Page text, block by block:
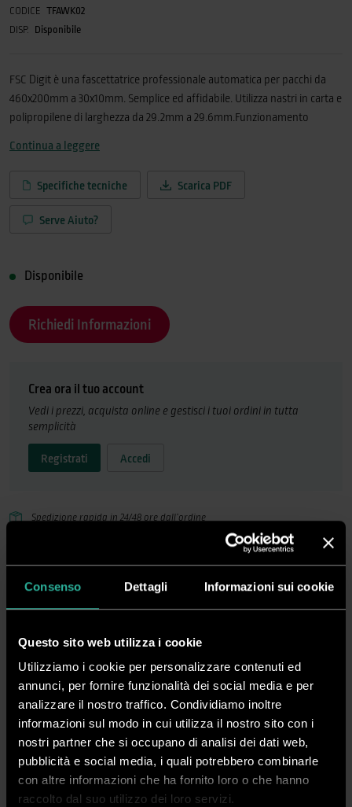
Consenso Dettagli Informazioni sui cookie
Questo sito web utilizza i cookie
Utilizziamo i cookie per personalizzare contenuti ed
annunci, per fornire funzionalità dei social media e per
analizzare il nostro traffico. Condividiamo inoltre
informazioni sul modo in cui utilizza il nostro sito con i
nostri partner che si occupano di analisi dei dati web,
pubblicità e social media, i quali potrebbero combinarle
con altre informazioni che ha fornito loro o che hanno
raccolto dal suo utilizzo dei loro servizi.
CODICE TFAWK02
DISP.
Disponibile
FSC Digit è una fascettatrice professionale automatica per pacchi da
460x200mm a 30x10mm. Semplice ed affidabile. Utilizza nastri in carta e
polipropilene di larghezza da 29.2mm a 29.6mm.Funzionamento
In modalità automatica esegue fino a 20 cicli al minuto.Può essere
automatico che consente di utilizzare bobine fino a 1000 metri con un
Continua a leggere
Specifiche tecniche Scarica PDF
Serve Aiuto?
Disponibile
Richiedi Informazioni
Crea ora il tuo account
Vedi i prezzi, acquista online e gestisci i tuoi ordini in tutta
semplicità
Registrati Accedi
Spedizione rapida in 24/48 ore dall’ordine
Fascettatrice professionale 20 cicli/min.
FSC Digitè unafascettatrice professionale automaticaper pacchi da
460x200mm a 30x10mm.Semplice ed affidabile. Utilizza nastri in carta e
polipropilene di larghezza da 29.2mm a 29.6mm.
Funzionamento manuale o automatico grazie al sensore di rilevamento
del pacchetto. In modalità automatica eseguefino a 20 cicli al minuto